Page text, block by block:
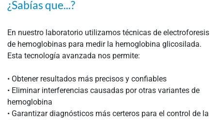
¿Sabías que...?
En nuestro laboratorio utilizamos técnicas de electroforesis
de hemoglobinas para medir la hemoglobina glicosilada.
Esta tecnología avanzada nos permite:
• Obtener resultados más precisos y confiables
• Eliminar interferencias causadas por otras variantes de
hemoglobina
• Garantizar diagnósticos más certeros para el control de la